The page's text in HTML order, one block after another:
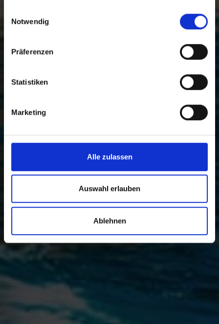
Notwendig
Präferenzen
Statistiken
Marketing
Alle zulassen
Auswahl erlauben
Ablehnen